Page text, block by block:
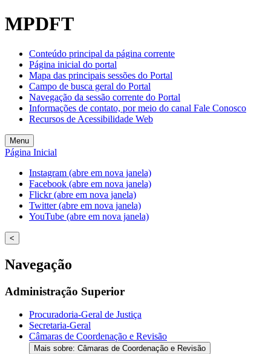
MPDFT
Conteúdo principal da página corrente
Página inicial do portal
Mapa das principais sessões do Portal
Campo de busca geral do Portal
Navegação da sessão corrente do Portal
Informações de contato, por meio do canal Fale Conosco
Recursos de Acessibilidade Web
Menu
Página Inicial
Instagram (abre em nova janela)
Facebook (abre em nova janela)
Flickr (abre em nova janela)
Twitter (abre em nova janela)
YouTube (abre em nova janela)
<
Navegação
Administração Superior
Procuradoria-Geral de Justiça
Secretaria-Geral
Câmaras de Coordenação e Revisão
Mais sobre: Câmaras de Coordenação e Revisão